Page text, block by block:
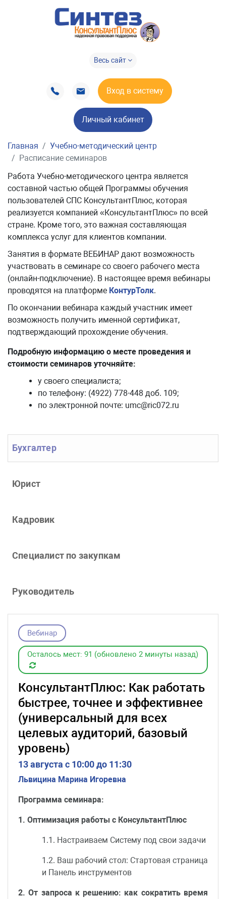
Весь сайт
Вход в систему
Личный кабинет
Главная
Учебно-методический центр
Расписание семинаров
Работа Учебно-методического центра является
составной частью общей Программы обучения
пользователей СПС КонсультантПлюс, которая
реализуется компанией «КонсультантПлюс» по всей
стране. Кроме того, это важная составляющая
комплекса услуг для клиентов компании.
Занятия в формате ВЕБИНАР дают возможность
участвовать в семинаре со своего рабочего места
(онлайн-подключение). В настоящее время вебинары
проводятся на платформе КонтурТолк.
По окончании вебинара каждый участник имеет
возможность получить именной сертификат,
подтверждающий прохождение обучения.
Подробную информацию о месте проведения и
стоимости семинаров уточняйте:
у своего специалиста;
по телефону: (4922) 778-448 доб. 109;
по электронной почте: umc@ric072.ru
Бухгалтер
Юрист
Кадровик
Специалист по закупкам
Руководитель
Вебинар
Осталось мест: 91 (обновлено 2 минуты назад)
КонсультантПлюс: Как работать
быстрее, точнее и эффективнее
(универсальный для всех
целевых аудиторий, базовый
уровень)
13 августа c 10:00 до 11:30
Львицина Марина Игоревна
Программа семинара:
1. Оптимизация работы с КонсультантПлюс
1.1. Настраиваем Систему под свои задачи
1.2. Ваш рабочий стол: Стартовая страница
и Панель инструментов
2. От запроса к решению: как сократить время